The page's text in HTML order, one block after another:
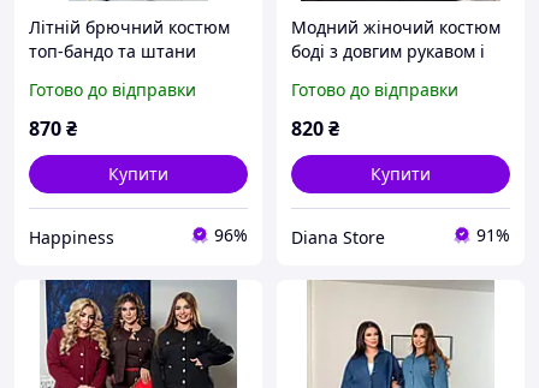
Літній брючний костюм
топ-бандо та штани
Готово до відправки
870₴
Купити
Happiness 96%
Модний жіночий костюм
боді з довгим рукавом і
резинці з принтом Nike із
камінчиків чорний Xs/S
Готово до відправки
820₴
Купити
Diana Store 91%